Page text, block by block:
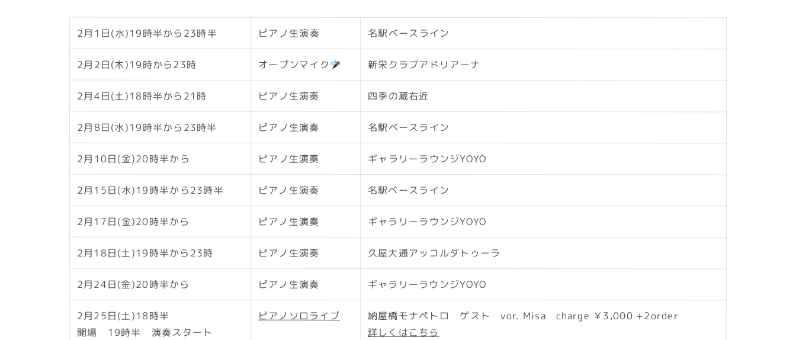
2月1日(水)19時半から23時半 ピアノ生演奏 名駅ベースライン
2月2日(木)19時から23時 オープンマイク 新栄クラブアドリアーナ
2月4日(土)18時半から21時 ピアノ生演奏 四季の蔵右近
2月8日(水)19時半から23時半 ピアノ生演奏 名駅ベースライン
2月10日(金)20時半から ピアノ生演奏 ギャラリーラウンジYOYO
2月15日(水)19時半から23時半 ピアノ生演奏 名駅ベースライン
2月17日(金)20時半から ピアノ生演奏 ギャラリーラウンジYOYO
2月18日(土)19時半から23時 ピアノ生演奏 久屋大通アッコルダトゥーラ
2月24日(金)20時半から ピアノ生演奏 ギャラリーラウンジYOYO
2月25日(土)18時半
開場 19時半 演奏スタート
ピアノソロライブ 納屋橋モナペトロ ゲスト vor. Misa charge ￥3,000 +2order
詳しくはこちら